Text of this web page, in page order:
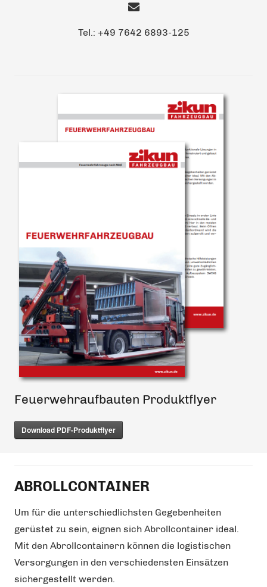
Tel.: +49 7642 6893-125
Feuerwehraufbauten Produktflyer
Download PDF-Produktflyer
ABROLLCONTAINER
Um für die unterschiedlichsten Gegebenheiten
gerüstet zu sein, eignen sich Abrollcontainer ideal.
Mit den Abrollcontainern können die logistischen
Versorgungen in den verschiedensten Einsätzen
sichergestellt werden.